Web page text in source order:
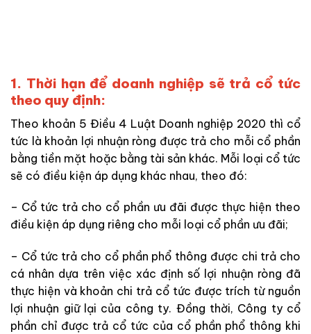
1. Thời hạn để doanh nghiệp sẽ trả cổ tức
theo quy định:
Theo khoản 5 Điều 4 Luật Doanh nghiệp 2020 thì cổ
tức là khoản lợi nhuận ròng được trả cho mỗi cổ phần
bằng tiền mặt hoặc bằng tài sản khác. Mỗi loại cổ tức
sẽ có điều kiện áp dụng khác nhau, theo đó:
– Cổ tức trả cho cổ phần ưu đãi được thực hiện theo
điều kiện áp dụng riêng cho mỗi loại cổ phần ưu đãi;
– Cổ tức trả cho cổ phần phổ thông được chi trả cho
cá nhân dựa trên việc xác định số lợi nhuận ròng đã
thực hiện và khoản chi trả cổ tức được trích từ nguồn
lợi nhuận giữ lại của công ty. Đồng thời, Công ty cổ
phần chỉ được trả cổ tức của cổ phần phổ thông khi